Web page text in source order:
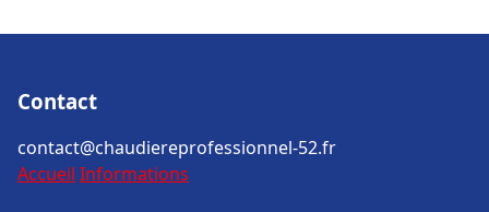
Contact
contact@chaudiereprofessionnel-52.fr
Accueil Informations